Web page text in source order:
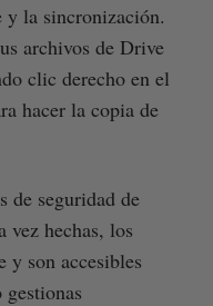
y la sincronización.
archivos de Drive
clic derecho en el
hacer la copia de
de seguridad de
vez hechas, los
y son accesibles